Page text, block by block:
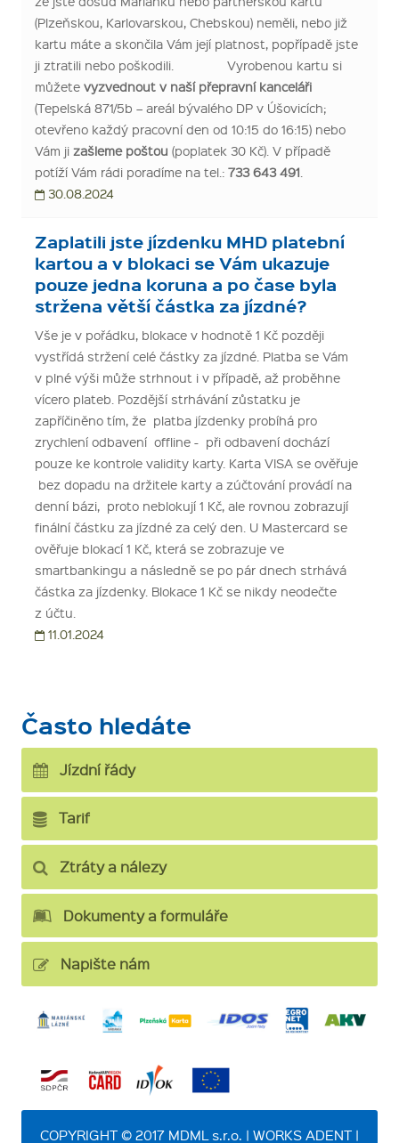
(Plzeňskou, Karlovarskou, Chebskou) neměli, nebo již
kartu máte a skončila Vám její platnost, popřípadě jste
ji ztratili nebo poškodili.
Vyrobenou kartu si
můžete vyzvednout v naší přepravní kanceláři
(Tepelská 871/5b – areál bývalého DP v Úšovicích;
otevřeno každý pracovní den od 10:15 do 16:15) nebo
Vám ji zašleme poštou (poplatek 30 Kč). V případě
potíží Vám rádi poradíme na tel.: 733 643 491
30.08.2024
Zaplatili jste jízdenku MHD platební
kartou a v blokaci se Vám ukazuje
pouze jedna koruna a po čase byla
stržena větší částka za jízdné?
Vše je v pořádku, blokace v hodnotě 1 Kč později
vystřídá stržení celé částky za jízdné. Platba se Vám
v plné výši může strhnout i v případě, až proběhne
vícero plateb. Pozdější strhávání zůstatku je
zapříčiněno tím, že platba jízdenky probíhá pro
zrychlení odbavení offline - při odbavení dochází
pouze ke kontrole validity karty. Karta VISA se ověřuje
bez dopadu na držitele karty a zúčtování provádí na
denní bázi, proto neblokují 1 Kč, ale rovnou zobrazují
finální částku za jízdné za celý den. U Mastercard se
ověřuje blokací 1 Kč, která se zobrazuje ve
smartbankingu a následně se po pár dnech strhává
částka za jízdenky. Blokace 1 Kč se nikdy neodečte
z účtu.
11.01.2024
Často hledáte
Jízdní řády
Tarif
Ztráty a nálezy
Dokumenty a formuláře
Napište nám
COPYRIGHT © 2017 MDML s.r.o. | WORKS ADENT |